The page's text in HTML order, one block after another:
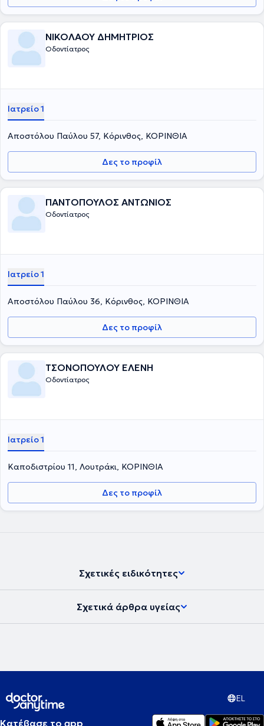
ΝΙΚΟΛΑΟΥ ΔΗΜΗΤΡΙΟΣ
Οδοντίατρος
Ιατρείο 1
Αποστόλου Παύλου 57, Κόρινθος, ΚΟΡΙΝΘΙΑ
Δες το προφίλ
ΠΑΝΤΟΠΟΥΛΟΣ ΑΝΤΩΝΙΟΣ
Οδοντίατρος
Ιατρείο 1
Αποστόλου Παύλου 36, Κόρινθος, ΚΟΡΙΝΘΙΑ
Δες το προφίλ
ΤΣΟΝΟΠΟΥΛΟΥ ΕΛΕΝΗ
Οδοντίατρος
Ιατρείο 1
Καποδιστρίου 11, Λουτράκι, ΚΟΡΙΝΘΙΑ
Δες το προφίλ
Σχετικές ειδικότητες
Σχετικά άρθρα υγείας
EL
Κατέβασε το app